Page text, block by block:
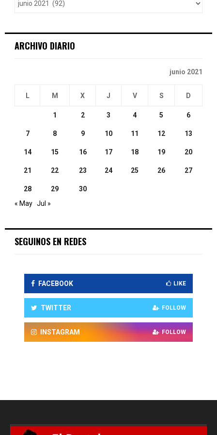
ARCHIVO DIARIO
junio 2021
L M X J V S D
1 2 3 4 5 6
7 8 9 10 11 12 13
14 15 16 17 18 19 20
21 22 23 24 25 26 27
28 29
30
« May Jul »
SEGUINOS EN REDES
FACEBOOK LIKE
TWITTER FOLLOW
INSTAGRAM FOLLOW